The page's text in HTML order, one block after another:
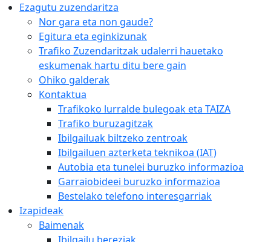
Ezagutu zuzendaritza
Nor gara eta non gaude?
Egitura eta eginkizunak
Trafiko Zuzendaritzak udalerri hauetako
eskumenak hartu ditu bere gain
Ohiko galderak
Kontaktua
Trafikoko lurralde bulegoak eta TAIZA
Trafiko buruzagitzak
Ibilgailuak biltzeko zentroak
Ibilgailuen azterketa teknikoa (IAT)
Autobia eta tunelei buruzko informazioa
Garraiobideei buruzko informazioa
Bestelako telefono interesgarriak
Izapideak
Baimenak